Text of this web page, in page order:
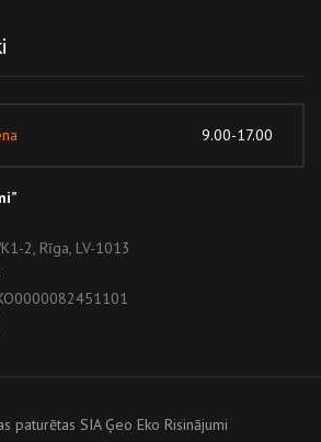
9.00-17.00
2, Rīga, LV-1013
paturētas SIA Ģeo Eko Risinājumi